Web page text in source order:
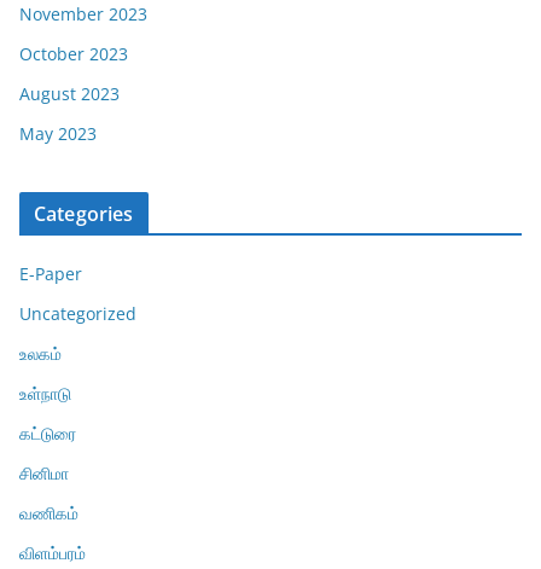
November 2023
October 2023
August 2023
May 2023
Categories
E-Paper
Uncategorized
உலகம்
உள்நாடு
கட்டுரை
சினிமா
வணிகம்
விளம்பரம்